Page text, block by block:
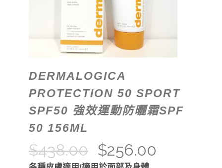
DERMALOGICA
PROTECTION 50 SPORT
SPF50 強效運動防曬霜SPF
50 156ML
$438.00 $256.00